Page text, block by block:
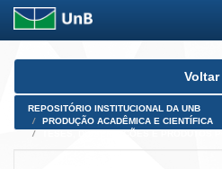
Skip
Voltar
REPOSITÓRIO INSTITUCIONAL DA UNB
PRODUÇÃO ACADÊMICA E CIENTÍFICA